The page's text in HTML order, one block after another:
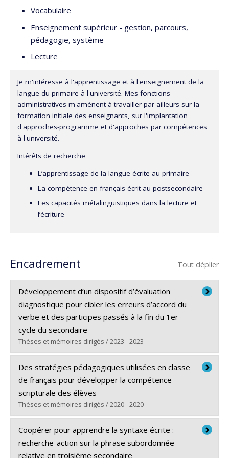
Elle coordonne le cours de français écrit obligatoire dans
tous les programmes de formation initiale des maîtres à
syntaxe, lexique), au primaire. Ses travaux ont également
porté sur la maîtrise de la langue écrite du primaire au
postsecondaire. Elle est régulièrement consultée par les
médias et par le ministère québécois de l’Éducation, du
Loisir et du Sport sur différentes questions reliées à
l’enseignement et à l’apprentissage de l’écriture et de la
Vocabulaire
Enseignement supérieur - gestion, parcours,
pédagogie, système
Lecture
Je m'intéresse à l'apprentissage et à l'enseignement de la
langue du primaire à l'université. Mes fonctions
administratives m'amènent à travailler par ailleurs sur la
formation initiale des enseignants, sur l'implantation
d'approches-programme et d'approches par compétences
à l'université.
Intérêts de recherche
L’apprentissage de la langue écrite au primaire
La compétence en français écrit au postsecondaire
Les capacités métalinguistiques dans la lecture et
l’écriture
Encadrement Tout déplier
Développement d’un dispositif d’évaluation
diagnostique pour cibler les erreurs d’accord du
verbe et des participes passés à la fin du 1er
cycle du secondaire
Thèses et mémoires dirigés / 2023 - 2023
Diplômé(e) :Champoux-Chouinard, Ménaïc
Cycle :Doctorat
Diplôme obtenu :Ph. D.
Lien vers le document dans Papyrus
Des stratégies pédagogiques utilisées en classe
de français pour développer la compétence
scripturale des élèves
Thèses et mémoires dirigés / 2020 - 2020
Diplômé(e) :Marcotte, Sylvie
Cycle :Doctorat
Diplôme obtenu :Ph. D.
Coopérer pour apprendre la syntaxe écrite :
recherche-action sur la phrase subordonnée
relative en troisième secondaire